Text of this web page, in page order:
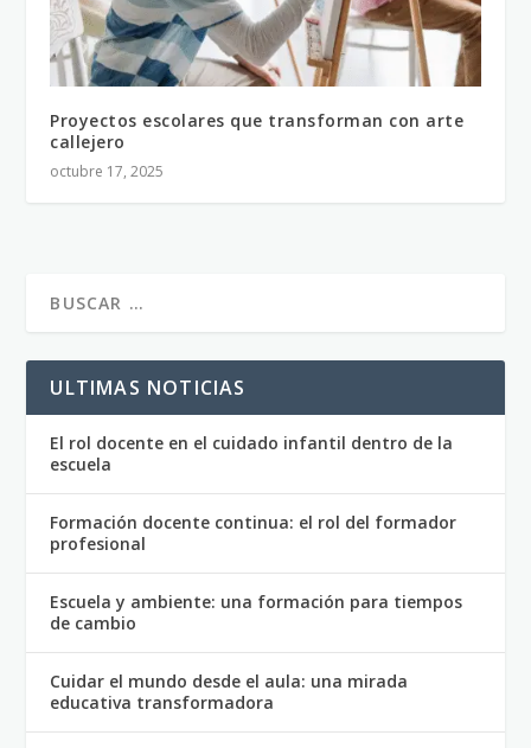
Proyectos escolares que transforman con arte
callejero
octubre 17, 2025
ULTIMAS NOTICIAS
El rol docente en el cuidado infantil dentro de la
escuela
Formación docente continua: el rol del formador
profesional
Escuela y ambiente: una formación para tiempos
de cambio
Cuidar el mundo desde el aula: una mirada
educativa transformadora